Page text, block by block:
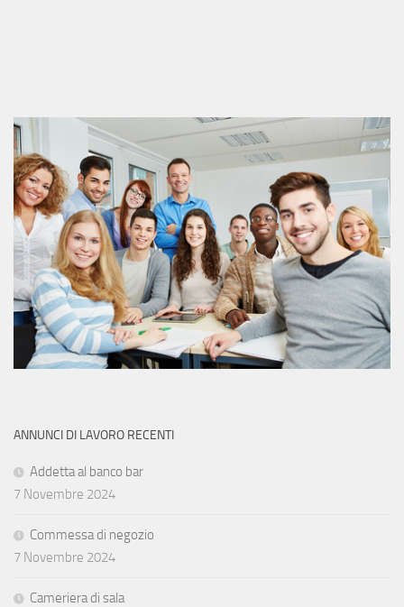
ANNUNCI DI LAVORO RECENTI
Addetta al banco bar
7 Novembre 2024
Commessa di negozio
7 Novembre 2024
Cameriera di sala